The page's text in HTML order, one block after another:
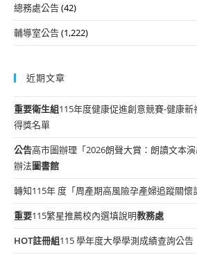
總務處公告(42)
輔導室公告(1,222)
近期文章
重要衛生組115年度健康促進創意競賽-健康
得獎名單
公告高市圖辦理「2026朗聲大賞：朗讀文本
辦法圖書館
轉知115年 度「周產期高風險孕產婦追蹤關懷
重要115繁星推薦校內選填說明教務處
HOT註冊組115 學年度大學學測成績查詢公告